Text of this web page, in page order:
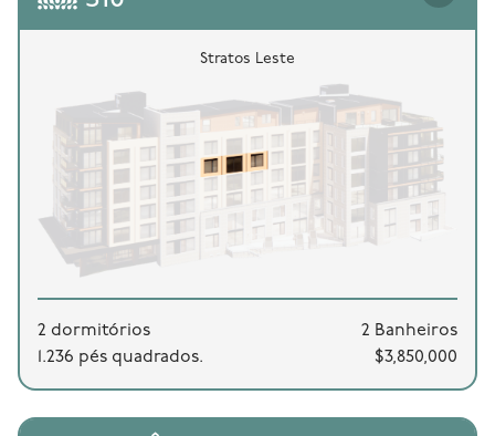
Stratos Leste
2 dormitórios
2 Banheiros
1.236 pés quadrados.
$3,850,000